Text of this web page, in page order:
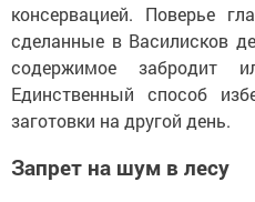
консервацией. Поверье
сделанные в Василисков
содержимое забродит
Единственный способ
заготовки на другой день.
Запрет на шум в лесу